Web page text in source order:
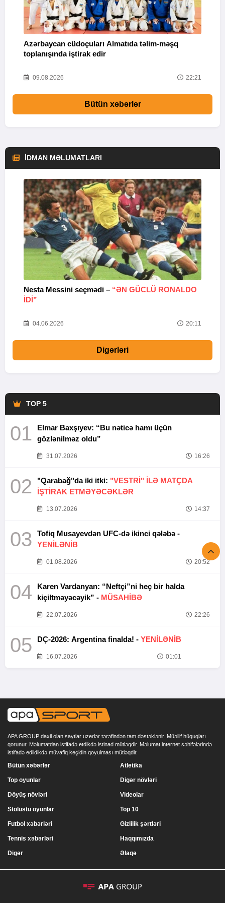
Azərbaycan cüdoçuları Almatıda təlim-məşq
toplanışında iştirak edir
09.08.2026 22:21
Bütün xəbərlər
İDMAN MƏLUMATLARI
Nesta Messini seçmədi – “ƏN GÜCLÜ RONALDO
IDI”
04.06.2026 20:11
Digərləri
TOP 5
01
Elmar Baxşıyev: “Bu nəticə hamı üçün
gözlənilməz oldu”
31.07.2026 16:26
02 "Qarabağ"da iki itki: "VESTRİ" İLƏ MATÇDA
İŞTİRAK ETMƏYƏCƏKLƏR
13.07.2026 14:37
03
Tofiq Musayevdən UFC-də ikinci qələbə -
YENİLƏNİB
01.08.2026 20:52
04
Karen Vardanyan: “Neftçi”ni heç bir halda
kiçiltməyəcəyik” - MÜSAHİBƏ
22.07.2026 22:26
05 DÇ-2026: Argentina finalda! - YENİLƏNİB
16.07.2026 01:01
APA GROUP daxil olan saytlar uzerlər tərəfindən tam dəstəklənir. Müəllif hüquqları
qorunur. Məlumatdan istifadə etdikdə istinad mütləqdir. Məlumat internet səhifələrində
istifadə edildikdə müvafiq keçidin qoyulması mütləqdir.
Bütün xəbərlər
Top oyunlar
Döyüş növləri
Stolüstü oyunlar
Atletika
Digər növləri
Videolar
Top 10
Futbol xəbərləri
Tennis xəbərləri
Digər
Gizlilik şərtləri
Haqqımızda
Əlaqə